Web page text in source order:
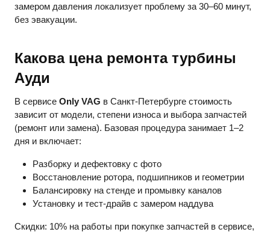
замером давления локализует проблему за 30–60 минут,
без эвакуации.
Какова цена ремонта турбины
Ауди
В сервисе Only VAG в Санкт-Петербурге стоимость
зависит от модели, степени износа и выбора запчастей
(ремонт или замена). Базовая процедура занимает 1–2
дня и включает:
Разборку и дефектовку с фото
Восстановление ротора, подшипников и геометрии
Балансировку на стенде и промывку каналов
Установку и тест-драйв с замером наддува
Скидки: 10% на работы при покупке запчастей в сервисе,